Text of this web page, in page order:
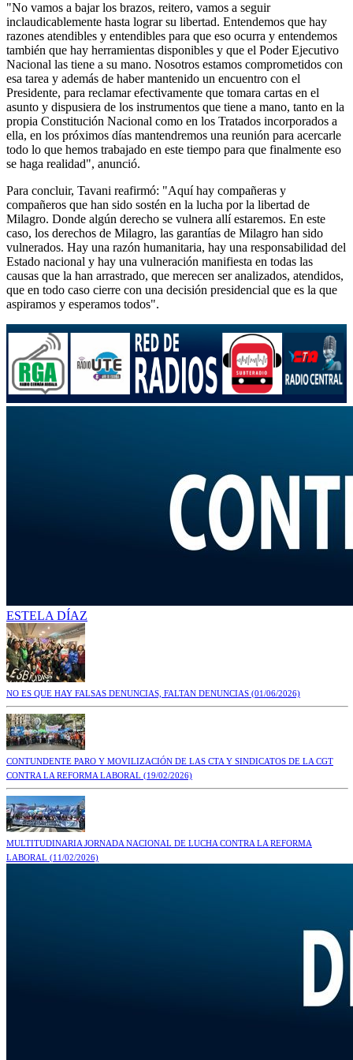
"No vamos a bajar los brazos, reitero, vamos a seguir
inclaudicablemente hasta lograr su libertad. Entendemos que hay
razones atendibles y entendibles para que eso ocurra y entendemos
también que hay herramientas disponibles y que el Poder Ejecutivo
Nacional las tiene a su mano. Nosotros estamos comprometidos con
esa tarea y además de haber mantenido un encuentro con el
Presidente, para reclamar efectivamente que tomara cartas en el
asunto y dispusiera de los instrumentos que tiene a mano, tanto en la
propia Constitución Nacional como en los Tratados incorporados a
ella, en los próximos días mantendremos una reunión para acercarle
todo lo que hemos trabajado en este tiempo para que finalmente eso
se haga realidad", anunció.
Para concluir, Tavani reafirmó: "Aquí hay compañeras y
compañeros que han sido sostén en la lucha por la libertad de
Milagro. Donde algún derecho se vulnera allí estaremos. En este
caso, los derechos de Milagro, las garantías de Milagro han sido
vulnerados. Hay una razón humanitaria, hay una responsabilidad del
Estado nacional y hay una vulneración manifiesta en todas las
causas que la han arrastrado, que merecen ser analizados, atendidos,
que en todo caso cierre con una decisión presidencial que es la que
aspiramos y esperamos todos".
ESTELA DÍAZ
NO ES QUE HAY FALSAS DENUNCIAS, FALTAN DENUNCIAS (01/06/2026)
CONTUNDENTE PARO Y MOVILIZACIÓN DE LAS CTA Y SINDICATOS DE LA CGT
CONTRA LA REFORMA LABORAL (19/02/2026)
MULTITUDINARIA JORNADA NACIONAL DE LUCHA CONTRA LA REFORMA
LABORAL (11/02/2026)